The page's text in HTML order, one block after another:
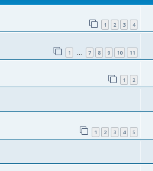
1 2 3 4
1 … 7 8 9 10 11
1 2
1 2 3 4 5